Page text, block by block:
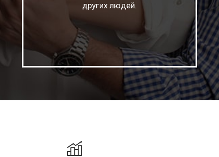
других людей.